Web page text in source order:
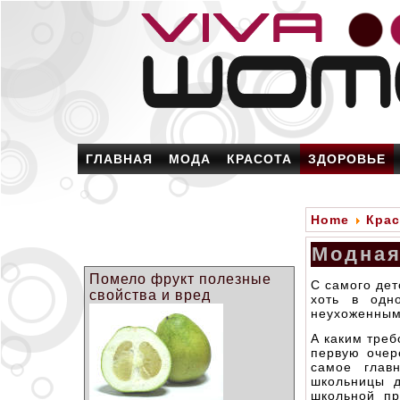
ГЛАВНАЯ МОДА КРАСОТА ЗДОРОВЬЕ
Помело фрукт полезные
свойства и вред
Home
С самого
хоть в
А каким
первую
самое
школьницы
школьной